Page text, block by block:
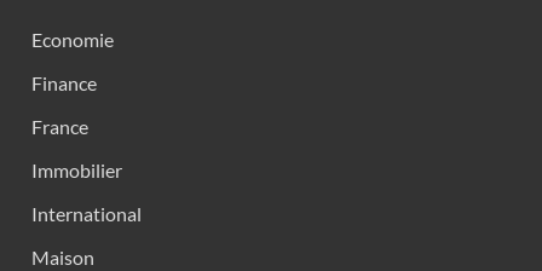
Economie
Finance
France
Immobilier
International
Maison